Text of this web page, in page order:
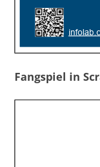
Fangspiel in